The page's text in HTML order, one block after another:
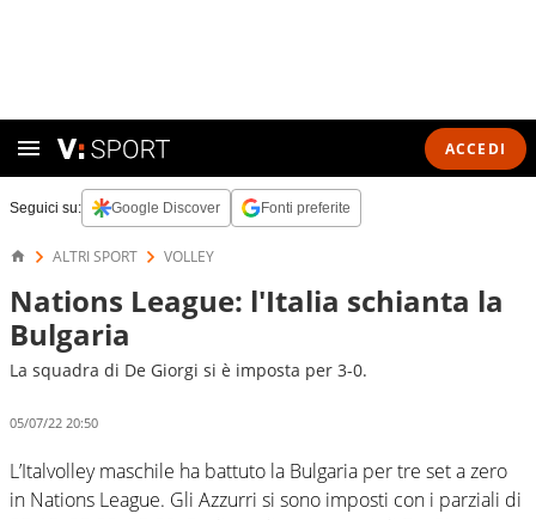
ACCEDI
Seguici su: Google Discover Fonti preferite
ALTRI SPORT VOLLEY
Nations League: l'Italia schianta la
Bulgaria
La squadra di De Giorgi si è imposta per 3-0.
05/07/22 20:50
L’Italvolley maschile ha battuto la Bulgaria per tre set a zero
in Nations League. Gli Azzurri si sono imposti con i parziali di